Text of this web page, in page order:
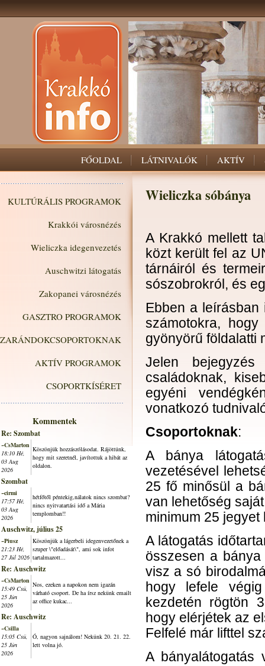
FŐOLDAL LÁTNIVALÓK AKTÍV
KULTÚRÁLIS PROGRAMOK
Krakkói városnézés
Wieliczka idegenvezetés
Auschwitzi látogatás
Zakopanei városnézés
GASZTRO PROGRAMOK
ZARÁNDOKCSOPORTOKNAK
AKTÍV PROGRAMOK
CSOPORTKÍSÉRET
Kommentek
Re: Szombat
~CsMarton
18:10 Hé,
03 Aug
2026
Köszönjük hozzászólásodat. Rájöttünk,
hogy mit szeretnél, javítottuk a hibát az
oldalon.
Szombat
~cirmi
17:57 Hé,
03 Aug
2026
hétfőtől péntekig,nálatok nincs szombat?
nincs nyitvatartási idő a Mária
templomban!!
Auschwitz, július 25
~Piusz
21:23 Hé,
27 Júl 2026
Köszönjük a lágerbeli idegenvezetőnek a
szuper \"előadását\", ami sok infot
tartalmazott...
Re: Auschwitz
~CsMarton
15:49 Csü,
25 Jún
2026
Nos, ezeken a napokon nem igazán
várható csoport. De ha írsz nekünk emailt
az office kukac...
Re: Auschwitz
~Csilla
15:05 Csü,
25 Jún
2026
Ó, nagyon sajnálom! Nekünk 20. 21. 22.
lett volna jó.
Wieliczka sóbánya
A Krakkó mellett
közt került fel az
tárnáiról és
sószobrokról, és
Ebben a leírásban
számotokra,
gyönyörű földalatti
Jelen
családoknak,
egyéni
vonatkozó
Csoportoknak:
A bánya
vezetésével
25 fő minősül a
van lehetőség
minimum 25 jegyet
A látogatás
összesen a
visz a só
hogy lefele
kezdetén rögtön
hogy elérjétek az
Felfelé már lifttel
A bányalátogatás